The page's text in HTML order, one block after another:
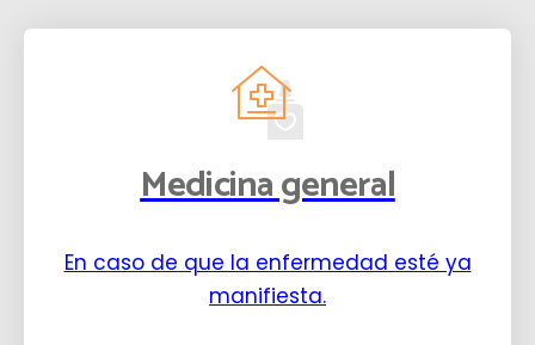
Medicina general
En caso de que la enfermedad esté ya
manifiesta.